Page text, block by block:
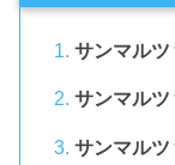
サンマル
サンマル
サンマル